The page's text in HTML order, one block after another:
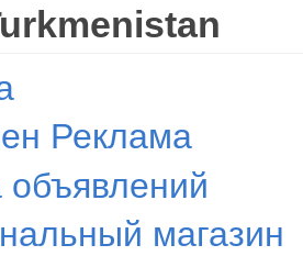
Реклама
объявлений
магазин